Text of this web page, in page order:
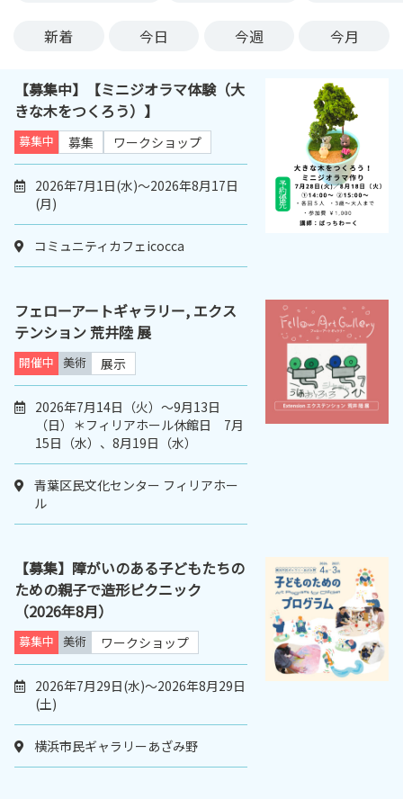
新着 今日 今週 今月
【募集中】【ミニジオラマ体験（大
きな木をつくろう）】
募集中 募集 ワークショップ
2026年7月1日(水)～2026年8月17日
(月)
コミュニティカフェicocca
フェローアートギャラリー, エクス
テンション 荒井陸 展
開催中 美術 展示
2026年7月14日（火）〜9月13日
（日）＊フィリアホール休館日 7月
15日（水）、8月19日（水）
青葉区民文化センター フィリアホー
ル
【募集】障がいのある子どもたちの
ための親子で造形ピクニック
（2026年8月）
募集中 美術 ワークショップ
2026年7月29日(水)～2026年8月29日
(土)
横浜市民ギャラリーあざみ野